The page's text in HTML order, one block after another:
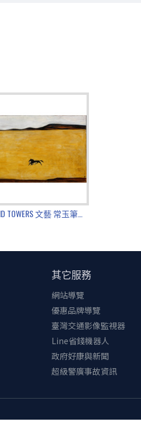
DIAMOND TOWERS 文藝 常玉筆下駿馬再現 清姿引領吉瑞常存
其它服務
網站導覽
優惠品牌導覽
臺灣交通影像監視器
Line省錢機器人
政府好康與新聞
超級警廣事故資訊